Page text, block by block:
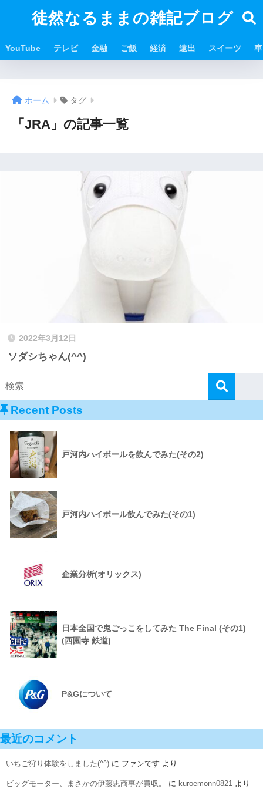
徒然なるままの雑記ブログ
YouTube テレビ 金融 ご飯 経済 遠出 スイーツ 車
ホーム タグ
「JRA」の記事一覧
2022年3月12日
ソダシちゃん(^^)
Recent Posts
戸河内ハイボールを飲んでみた(その2)
戸河内ハイボール飲んでみた(その1)
企業分析(オリックス)
日本全国で鬼ごっこをしてみた The Final (その1)
(西園寺 鉄道)
P&Gについて
最近のコメント
いちご狩り体験をしました(^^) に ファンです より
ビッグモーター、まさかの伊藤忠商事が買収。 に kuroemonn0821 より